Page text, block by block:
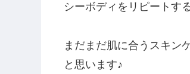
シーボディをリピートす
まだまだ肌に合うスキン
と思います♪